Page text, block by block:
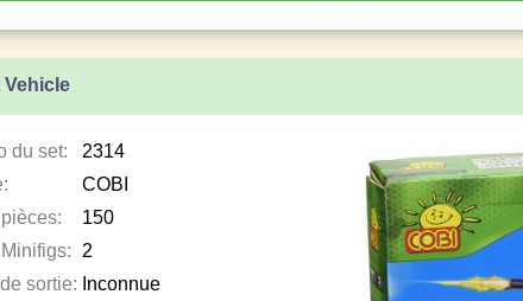
du set:
2314
COBI
150
2
sortie: Inconnue